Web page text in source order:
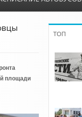
площади
ТОП